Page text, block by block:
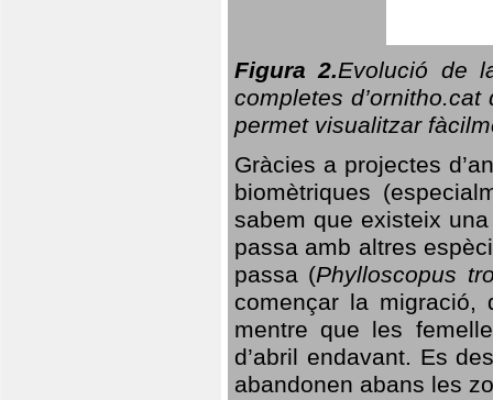
Figura 2.Evolució de
completes
permet visualitzar
Gràcies a projectes
biomètriques
sabem que existeix
passa amb altres
passa (Phylloscopus
començar la migració,
mentre que les
d’abril endavant. Es
abandonen abans les